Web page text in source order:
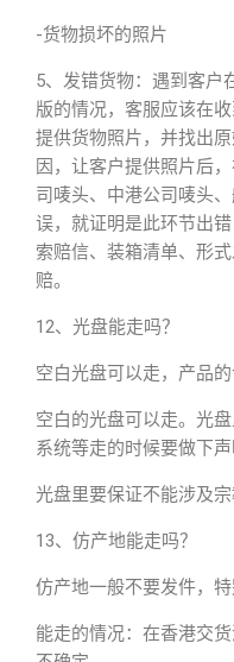
-货物损坏的照片
5、发错货物：遇到客户
版的情况，客服应该在
提供货物照片，并找出
因，让客户提供照片后
司唛头、中港公司唛头
误，就证明是此环节出
索赔信、装箱清单、形
赔。
12、光盘能走吗？
空白光盘可以走，产品
空白的光盘可以走。光
系统等走的时候要做下声
光盘里要保证不能涉及
13、仿产地能走吗？
仿产地一般不要发件，特
能走的情况：在香港交